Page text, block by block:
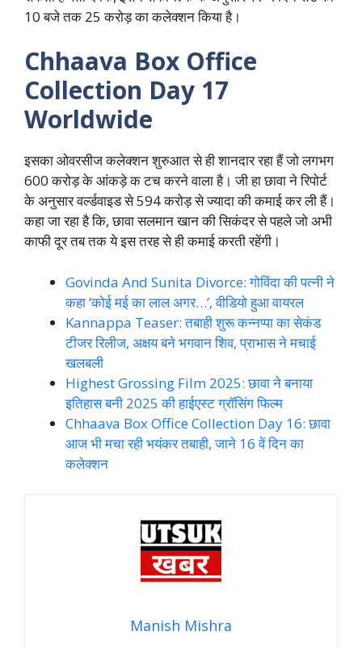
10 बजे तक 25 करोड़ का कलेक्शन किया है।
Chhaava Box Office
Collection Day 17
Worldwide
इसका ओवरसीज कलेक्शन शुरुआत से ही शानदार रहा हैं जो लगभग
600 करोड़ के आंकड़े क टच करने वाला है। जी हा छावा ने रिपोर्ट
के अनुसार वर्ल्डवाइड से 594 करोड़ से ज्यादा की कमाई कर ली हैं।
कहा जा रहा है कि, छावा सलमान खान की सिकंदर से पहले जो अभी
काफी दूर तब तक ये इस तरह से ही कमाई करती रहेंगी।
Govinda And Sunita Divorce: गोविंदा की पत्नी ने
कहा ‘कोई मई का लाल अगर…’, वीडियो हुआ वायरल
Kannappa Teaser: तबाही शुरू कन्नप्पा का सेकंड
टीजर रिलीज, अक्षय बने भगवान शिव, प्राभास ने मचाई
खलबली
Highest Grossing Film 2025: छावा ने बनाया
इतिहास बनी 2025 की हाईएस्ट ग्रॉसिंग फिल्म
Chhaava Box Office Collection Day 16: छावा
आज भी मचा रही भयंकर तबाही, जाने 16 वें दिन का
कलेक्शन
Manish Mishra